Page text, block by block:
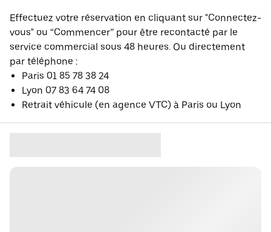
Effectuez votre réservation en cliquant sur "Connectez-
vous" ou “Commencer” pour être recontacté par le
service commercial sous 48 heures. Ou directement
par téléphone :
Paris 01 85 78 38 24
Lyon 07 83 64 74 08
Retrait véhicule (en agence VTC) à Paris ou Lyon